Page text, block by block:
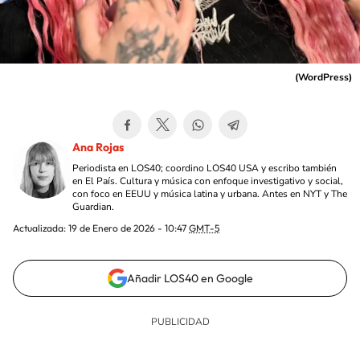
(WordPress)
Ana Rojas
Periodista en LOS40; coordino LOS40 USA y escribo también
en El País. Cultura y música con enfoque investigativo y social,
con foco en EEUU y música latina y urbana. Antes en NYT y The
Guardian.
Actualizada: 19 de Enero de 2026 - 10:47 GMT-5
Añadir LOS40 en Google